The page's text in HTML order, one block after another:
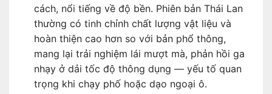
cách, nổi tiếng về độ bền. Phiên bản Thái Lan
thường có tinh chỉnh chất lượng vật liệu và
hoàn thiện cao hơn so với bản phổ thông,
mang lại trải nghiệm lái mượt mà, phản hồi ga
nhạy ở dải tốc độ thông dụng — yếu tố quan
trọng khi chạy phố hoặc dạo ngoại ô.